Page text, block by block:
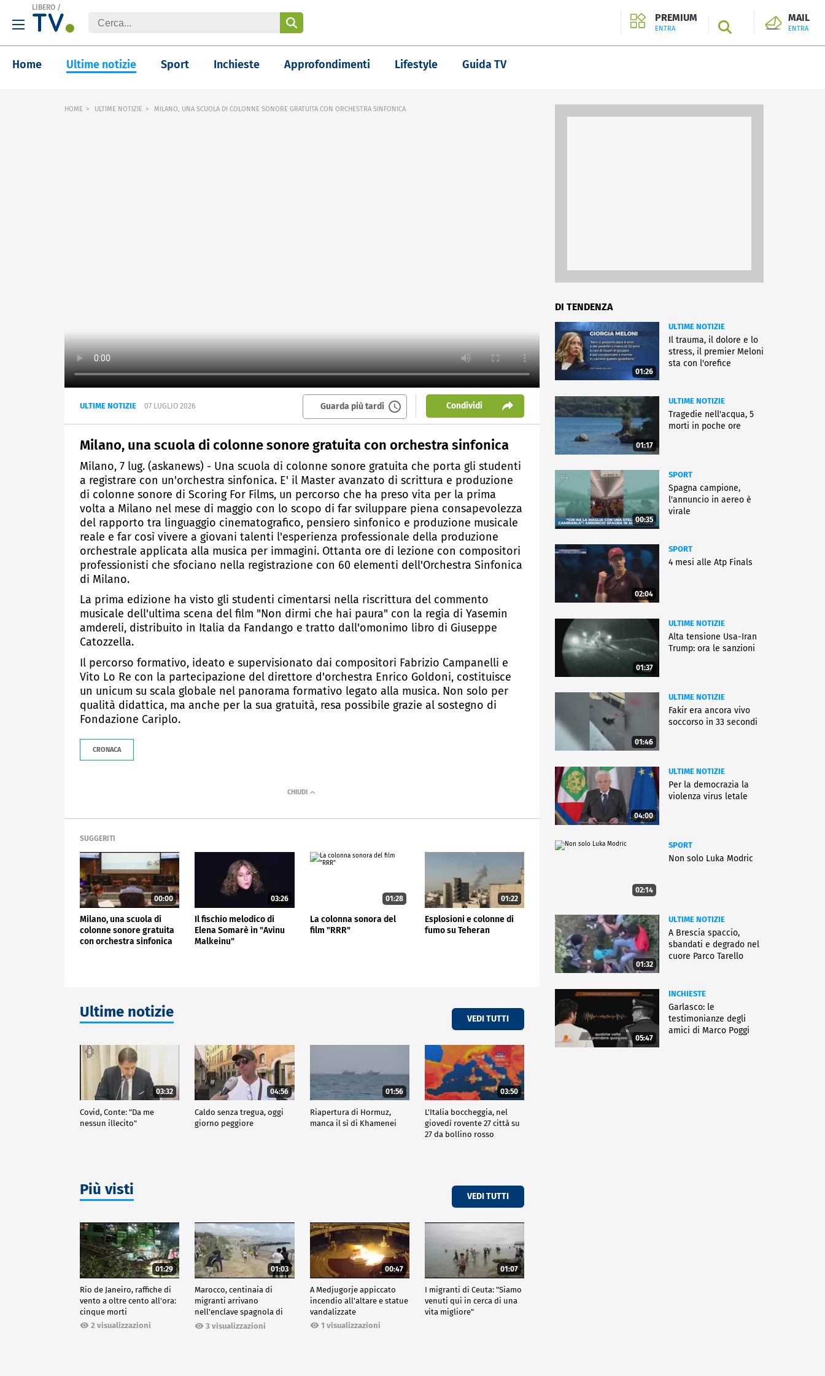
LIBERO /
PREMIUM
ENTRA SEARCH
MAIL
ENTRA
Home Ultime notizie Sport Inchieste Approfondimenti Lifestyle Guida TV
HOME ULTIME NOTIZIE MILANO, UNA SCUOLA DI COLONNE SONORE GRATUITA CON ORCHESTRA SINFONICA
ULTIME NOTIZIE 07 LUGLIO 2026 Guarda più tardi Condividi
Milano, una scuola di colonne sonore gratuita con orchestra sinfonica
Milano, 7 lug. (askanews) - Una scuola di colonne sonore gratuita che porta gli studenti
a registrare con un'orchestra sinfonica. E' il Master avanzato di scrittura e produzione
di colonne sonore di Scoring For Films, un percorso che ha preso vita per la prima
volta a Milano nel mese di maggio con lo scopo di far sviluppare piena consapevolezza
del rapporto tra linguaggio cinematografico, pensiero sinfonico e produzione musicale
reale e far così vivere a giovani talenti l'esperienza professionale della produzione
orchestrale applicata alla musica per immagini. Ottanta ore di lezione con compositori
professionisti che sfociano nella registrazione con 60 elementi dell'Orchestra Sinfonica
di Milano.
La prima edizione ha visto gli studenti cimentarsi nella riscrittura del commento
musicale dell'ultima scena del film "Non dirmi che hai paura" con la regia di Yasemin
amdereli, distribuito in Italia da Fandango e tratto dall'omonimo libro di Giuseppe
Catozzella.
Il percorso formativo, ideato e supervisionato dai compositori Fabrizio Campanelli e
Vito Lo Re con la partecipazione del direttore d'orchestra Enrico Goldoni, costituisce
un unicum su scala globale nel panorama formativo legato alla musica. Non solo per
qualità didattica, ma anche per la sua gratuità, resa possibile grazie al sostegno di
Fondazione Cariplo.
CRONACA
SUGGERITI
00:00
Milano, una scuola di
colonne sonore gratuita
con orchestra sinfonica
03:26
Il fischio melodico di
Elena Somarè in "Avinu
Malkeinu"
01:28
La colonna sonora del
film "RRR"
01:22
Esplosioni e colonne di
fumo su Teheran
Ultime notizie VEDI TUTTI
03:32
Covid, Conte: "Da me
nessun illecito"
04:56
Caldo senza tregua, oggi
giorno peggiore
01:56
Riapertura di Hormuz,
manca il sì di Khamenei
03:50
L'Italia boccheggia, nel
giovedì rovente 27 città su
27 da bollino rosso
Più visti VEDI TUTTI
01:29
Rio de Janeiro, raffiche di
vento a oltre cento all'ora:
cinque morti
2 visualizzazioni
01:03
Marocco, centinaia di
migranti arrivano
nell'enclave spagnola di
Ceuta3 visualizzazioni
00:47
A Medjugorje appiccato
incendio all'altare e statue
vandalizzate
1 visualizzazioni
01:07
I migranti di Ceuta: "Siamo
venuti qui in cerca di una
vita migliore"
DI TENDENZA
01:26
ULTIME NOTIZIE
Il trauma, il dolore e lo
stress, il premier Meloni
sta con l'orefice
01:17
ULTIME NOTIZIE
Tragedie nell'acqua, 5
morti in poche ore
00:35
SPORT
Spagna campione,
l'annuncio in aereo è
virale
02:04
SPORT
4 mesi alle Atp Finals
01:37
ULTIME NOTIZIE
Alta tensione Usa-Iran
Trump: ora le sanzioni
01:46
ULTIME NOTIZIE
Fakir era ancora vivo
soccorso in 33 secondi
04:00
ULTIME NOTIZIE
Per la democrazia la
violenza virus letale
02:14
SPORT
Non solo Luka Modric
01:32
ULTIME NOTIZIE
A Brescia spaccio,
sbandati e degrado nel
cuore Parco Tarello
05:47
INCHIESTE
Garlasco: le
testimonianze degli
amici di Marco Poggi